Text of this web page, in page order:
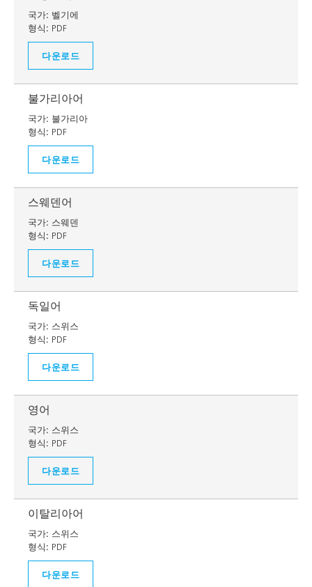
국가: 벨기에
형식: PDF
다운로드
불가리아어
국가: 불가리아
형식: PDF
다운로드
스웨덴어
국가: 스웨덴
형식: PDF
다운로드
독일어
국가: 스위스
형식: PDF
다운로드
영어
국가: 스위스
형식: PDF
다운로드
이탈리아어
국가: 스위스
형식: PDF
다운로드